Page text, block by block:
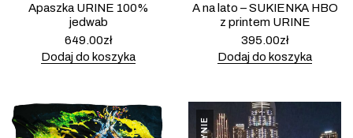
Apaszka URINE 100%
jedwab
649.00zł
Dodaj do koszyka
A na lato – SUKIENKA HBO
z printem URINE
395.00zł
Dodaj do koszyka